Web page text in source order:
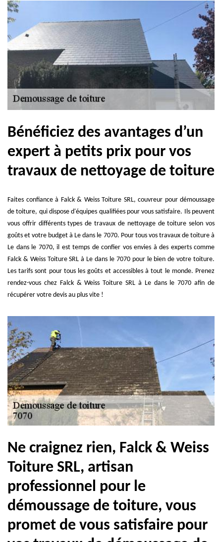
Bénéficiez des avantages d’un
expert à petits prix pour vos
travaux de nettoyage de toiture
Faites confiance à Falck & Weiss Toiture SRL, couvreur pour démoussage
de toiture, qui dispose d'équipes qualifiées pour vous satisfaire. Ils peuvent
vous offrir différents types de travaux de nettoyage de toiture selon vos
goûts et votre budget à Le dans le 7070. Pour tous vos travaux de toiture à
Le dans le 7070, il est temps de confier vos envies à des experts comme
Falck & Weiss Toiture SRL à Le dans le 7070 pour le bien de votre toiture.
Les tarifs sont pour tous les goûts et accessibles à tout le monde. Prenez
rendez-vous chez Falck & Weiss Toiture SRL à Le dans le 7070 afin de
récupérer votre devis au plus vite !
Ne craignez rien, Falck & Weiss
Toiture SRL, artisan
professionnel pour le
démoussage de toiture, vous
promet de vous satisfaire pour